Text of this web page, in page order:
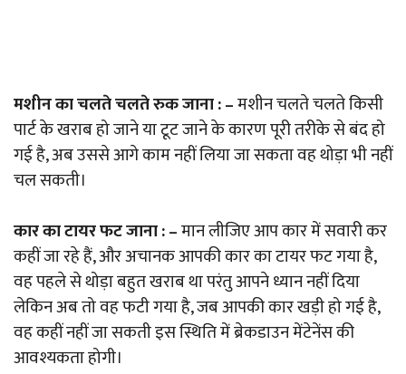
मशीन का चलते चलते रुक जाना:–मशीन चलते चलते किसी
पार्ट के खराब हो जाने या टूट जाने के कारण पूरी तरीके से बंद हो
गई है, अब उससे आगे काम नहीं लिया जा सकता वह थोड़ा भी नहीं
चल सकती।
कार का टायर फट जाना:–मान लीजिए आप कार में सवारी कर
कहीं जा रहे हैं, और अचानक आपकी कार का टायर फट गया है,
वह पहले से थोड़ा बहुत खराब था परंतु आपने ध्यान नहीं दिया
लेकिन अब तो वह फटी गया है, जब आपकी कार खड़ी हो गई है,
वह कहीं नहीं जा सकती इस स्थिति में ब्रेकडाउन मेंटेनेंस की
आवश्यकता होगी।